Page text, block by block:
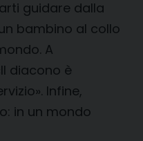
guidare dalla
bambino al collo
A
diacono è
Infine,
in un mondo